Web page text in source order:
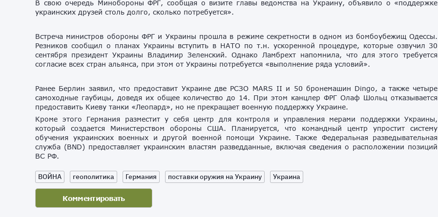
В свою очередь Минобороны ФРГ, сообщая о визите главы ведомства на Украину, объявило о «поддержке
украинских друзей столь долго, сколько потребуется».
Встреча министров обороны ФРГ и Украины прошла в режиме секретности в одном из бомбоубежищ Одессы.
Резников сообщил о планах Украины вступить в НАТО по т.н. ускоренной процедуре, которые озвучил 30
сентября президент Украины Владимир Зеленский. Однако Ламбрехт напомнила, что для этого требуется
согласие всех стран альянса, при этом от Украины потребуется «выполнение ряда условий».
Ранее Берлин заявил, что предоставит Украине две РСЗО MARS II и 50 бронемашин Dingo, а также четыре
самоходные гаубицы, доведя их общее количество до 14. При этом канцлер ФРГ Олаф Шольц отказывается
предоставить Киеву танки «Леопард», но не прекращает военную поддержку Украине.
Кроме этого Германия разместит у себя центр для контроля и управления мерами поддержки Украины,
который создается Министерством обороны США. Планируется, что командный центр упростит систему
обучения украинских военных и другой военной помощи Украине. Также Федеральная разведывательная
служба (BND) предоставляет украинским властям разведданные, включая сведения о расположении позиций
ВС РФ.
ВОЙНА геополитика Германия поставки оружия на Украину Украина